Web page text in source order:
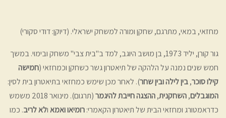
מחזאי, במאי, מתרגם, שחקן ומורה למשחק ישראלי. (דיוקן: דודי סקורי)
גור קורן, יליד 1973, בן מושב היוגב, למד ב"בית צבי" משחק ובימוי. במשך
חמש שנים נמנה על הלהקה של תיאטרון גשר כשחקן וכמחזאי (חמישה
קילו סוכר,בין לילה ובין שחר). לאחר מכן שימש כמחזאי בתיאטרון בית לסין:
המוגבלים,השחקנית,ההצגה חייבת להיגמר
(תרגום). מינואר 2018 משמש
כדראמטורג ומחזאי הבית של תיאטרון הקאמרי:רומיאו ואמאולא לריב. כמו